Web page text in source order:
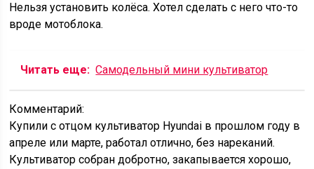
Нельзя установить колёса. Хотел сделать с него что-то
вроде мотоблока.
Читать еще: Самодельный мини культиватор
Комментарий:
Купили с отцом культиватор Hyundai в прошлом году в
апреле или марте, работал отлично, без нареканий.
Культиватор собран добротно, закапывается хорошо,